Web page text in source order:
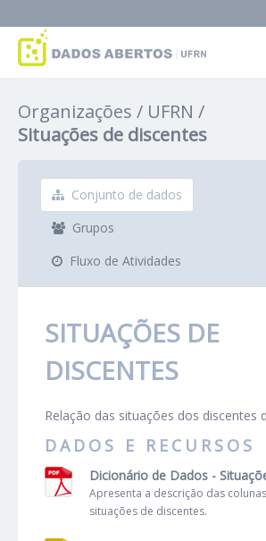
Grupos
Organizações
UFRN
Situações de discentes
Conjunto de dados
Grupos
Fluxo de Atividades
SITUAÇÕES DE
DISCENTES
Relação das situações dos discentes
DADOS E RECURSOS
Dicionário de Dados -
Apresenta a descrição das
situações de discentes.